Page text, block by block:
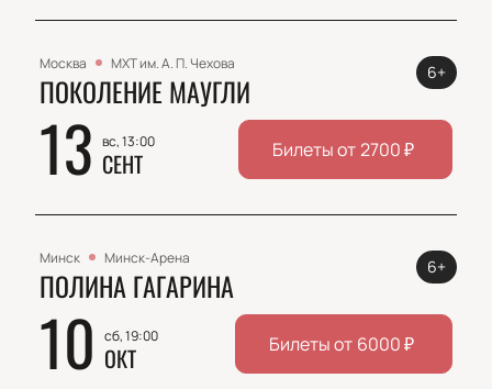
Москва МХТ им. А. П. Чехова
ПОКОЛЕНИЕ МАУГЛИ
13 вс, 13:00
СЕНТ
6+
Билеты от2700₽
Минск Минск-Арена
ПОЛИНА ГАГАРИНА
10 сб, 19:00
ОКТ
6+
Билеты от 6000₽